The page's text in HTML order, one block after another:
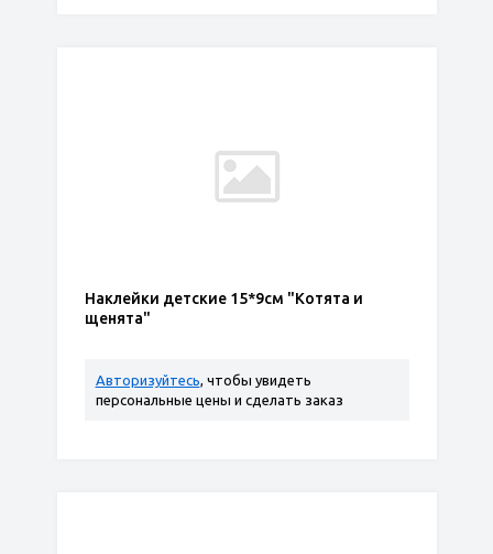
Наклейки детские 15*9см "Котята и
щенята"
Авторизуйтесь, чтобы увидеть
персональные цены и сделать заказ